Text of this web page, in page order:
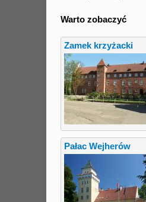
Warto zobaczyć
Zamek krzyżacki
Pałac Wejherów